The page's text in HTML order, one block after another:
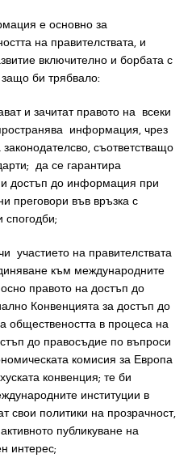
е основно за
на правителствата, и
включително и борбата с
би трябвало:
и зачитат правото на всеки
информация, чрез
съответстващо
да се гарантира
достъп до информация при
преговори във връзка с
участието на правителствата
към международните
правото на достъп до
Конвенцията за достъп до
обществеността в процеса на
до правосъдие по въпроси
комисия за Европа
конвенция; те би
институции в
свои политики на прозрачност,
публикуване на
интерес;